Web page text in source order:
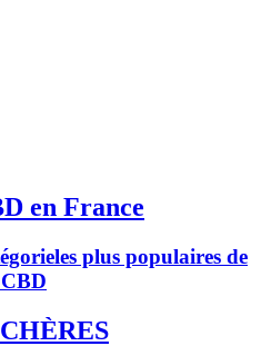
en France
plus populaires de